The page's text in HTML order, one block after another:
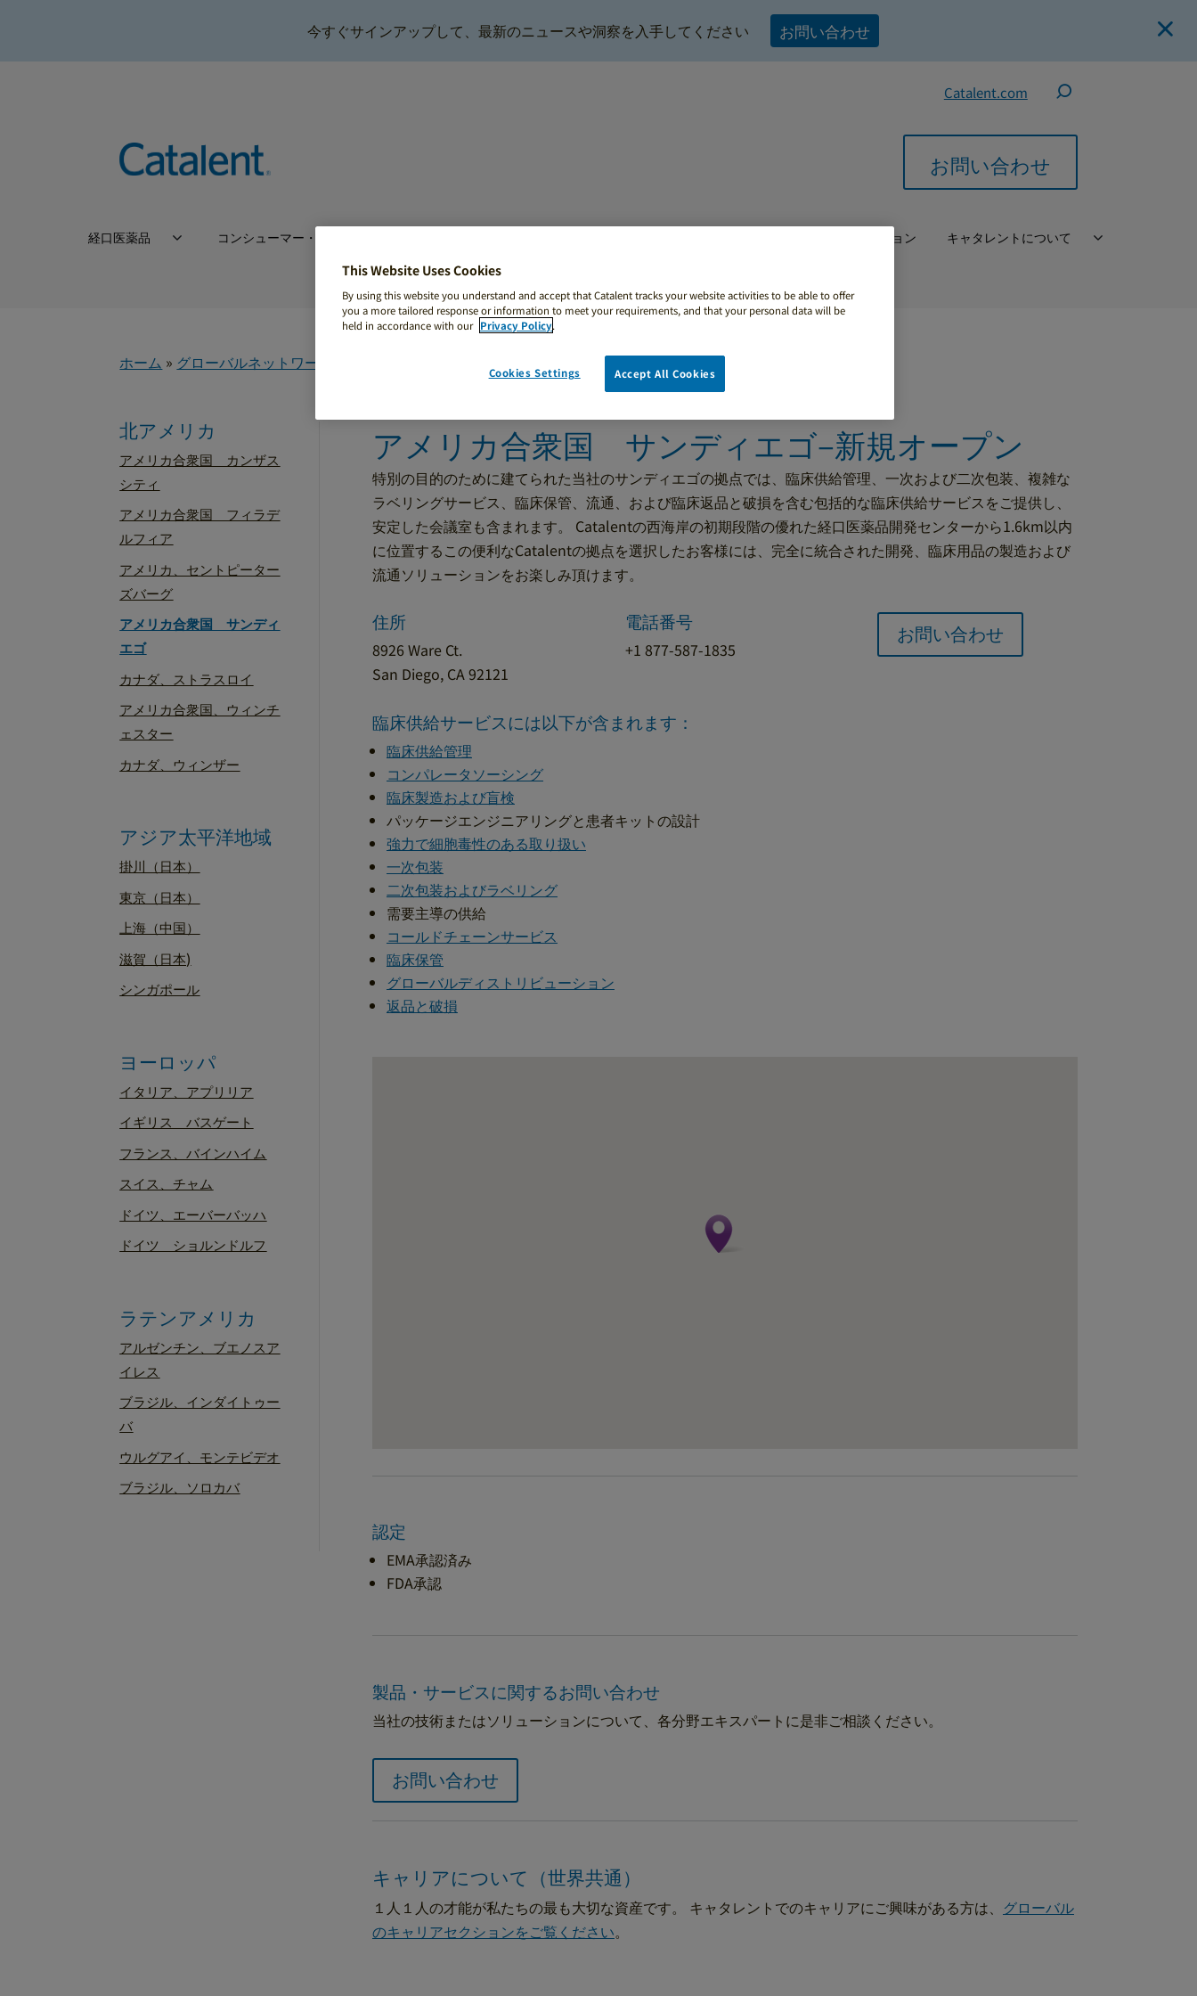
今すぐサインアップして、最新のニュースや洞察を入手してください お問い合わせ
Catalent.com
お問い合わせ
経口医薬品 コンシューマー・ヘルス バイオ医薬品/グローバル・ソリューション キャタレントについて
ホーム » グローバルネットワーク （ソフトカプセル ＆ CSS） »アメリカ合衆国 サンディエゴ
北アメリカ
アメリカ合衆国 カンザス
シティ
アメリカ合衆国 フィラデ
ルフィア
アメリカ、セントピーター
ズバーグ
アメリカ合衆国 サンディ
エゴ
カナダ、ストラスロイ
アメリカ合衆国、ウィンチ
ェスター
カナダ、ウィンザー
アジア太平洋地域
掛川（日本）
東京（日本）
上海（中国）
滋賀（日本)
シンガポール
ヨーロッパ
イタリア、アプリリア
イギリス バスゲート
フランス、バインハイム
スイス、チャム
ドイツ、エーバーバッハ
ドイツ ショルンドルフ
ラテンアメリカ
アルゼンチン、ブエノスア
イレス
ブラジル、インダイトゥー
バ
ウルグアイ、モンテビデオ
ブラジル、ソロカバ
アメリカ合衆国 サンディエゴ–新規オープン
特別の目的のために建てられた当社のサンディエゴの拠点では、臨床供給管理、一次および二次包装、複雑な
ラベリングサービス、臨床保管、流通、および臨床返品と破損を含む包括的な臨床供給サービスをご提供し、
安定した会議室も含まれます。 Catalentの西海岸の初期段階の優れた経口医薬品開発センターから1.6km以内
に位置するこの便利なCatalentの拠点を選択したお客様には、完全に統合された開発、臨床用品の製造および
流通ソリューションをお楽しみ頂けます。
住所
8926 Ware Ct.
San Diego, CA 92121
電話番号
+1 877-587-1835
お問い合わせ
臨床供給サービスには以下が含まれます：
臨床供給管理
コンパレータソーシング
臨床製造および盲検
パッケージエンジニアリングと患者キットの設計
強力で細胞毒性のある取り扱い
一次包装
二次包装およびラベリング
需要主導の供給
コールドチェーンサービス
臨床保管
グローバルディストリビューション
返品と破損
認定
EMA承認済み
FDA承認
製品・サービスに関するお問い合わせ
当社の技術またはソリューションについて、各分野エキスパートに是非ご相談ください。
お問い合わせ
キャリアについて（世界共通）
１人１人の才能が私たちの最も大切な資産です。 キャタレントでのキャリアにご興味がある方は、 グローバル
のキャリアセクションをご覧ください。
This Website Uses Cookies
By using this website you understand and accept that Catalent tracks your website activities to be able to offer
you a more tailored response or information to meet your requirements, and that your personal data will be
held in accordance with our Privacy Policy.
Cookies Settings Accept All Cookies